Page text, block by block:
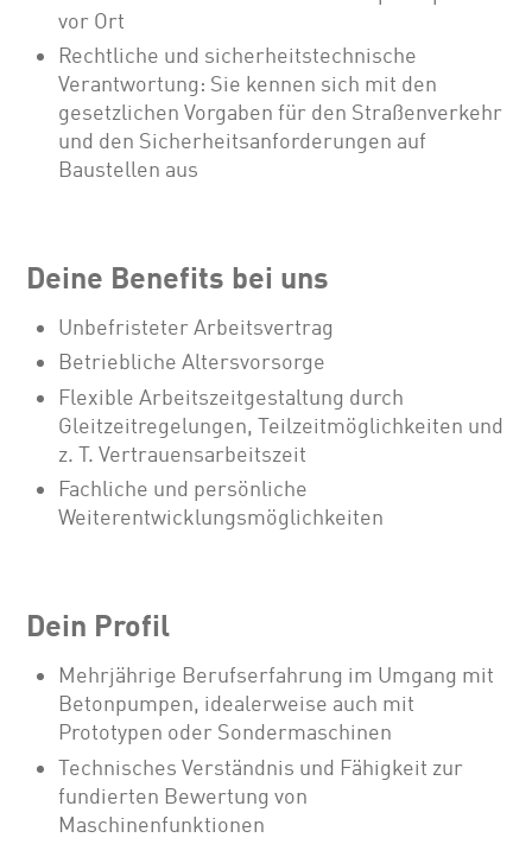
vor Ort
Rechtliche und sicherheitstechnische
Verantwortung: Sie kennen sich mit den
gesetzlichen Vorgaben für den Straßenverkehr
und den Sicherheitsanforderungen auf
Baustellen aus
Deine Benefits bei uns
Unbefristeter Arbeitsvertrag
Betriebliche Altersvorsorge
Flexible Arbeitszeitgestaltung durch
Gleitzeitregelungen, Teilzeitmöglichkeiten und
z. T. Vertrauensarbeitszeit
Fachliche und persönliche
Weiterentwicklungsmöglichkeiten
Dein Profil
Mehrjährige Berufserfahrung im Umgang mit
Betonpumpen, idealerweise auch mit
Prototypen oder Sondermaschinen
Technisches Verständnis und Fähigkeit zur
fundierten Bewertung von
Maschinenfunktionen